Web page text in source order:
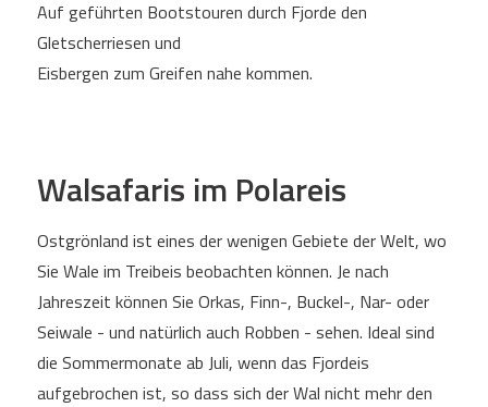
Auf geführten Bootstouren durch Fjorde den
Gletscherriesen und
Eisbergen zum Greifen nahe kommen.
Walsafaris im Polareis
Ostgrönland ist eines der wenigen Gebiete der Welt, wo
Sie Wale im Treibeis beobachten können. Je nach
Jahreszeit können Sie Orkas, Finn-, Buckel-, Nar- oder
Seiwale - und natürlich auch Robben - sehen. Ideal sind
die Sommermonate ab Juli, wenn das Fjordeis
aufgebrochen ist, so dass sich der Wal nicht mehr den